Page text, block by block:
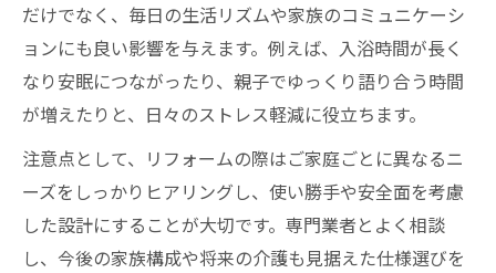
だけでなく、毎日の生活リズムや家族のコミュニケーシ
ョンにも良い影響を与えます。例えば、入浴時間が長く
なり安眠につながったり、親子でゆっくり語り合う時間
が増えたりと、日々のストレス軽減に役立ちます。
注意点として、リフォームの際はご家庭ごとに異なるニ
ーズをしっかりヒアリングし、使い勝手や安全面を考慮
した設計にすることが大切です。専門業者とよく相談
し、今後の家族構成や将来の介護も見据えた仕様選びを